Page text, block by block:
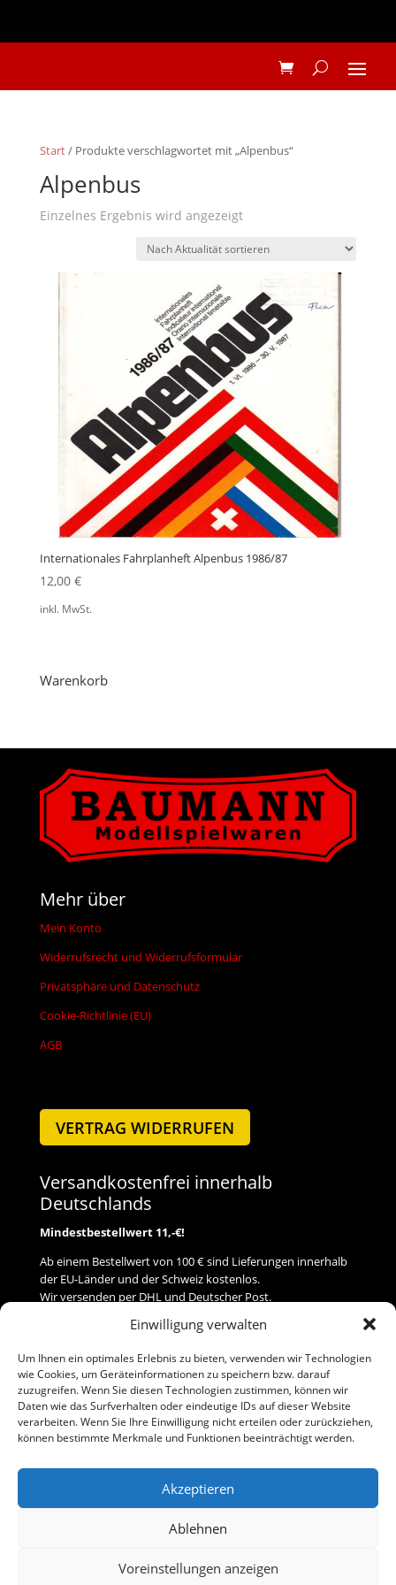
Einwilligung verwalten
Um Ihnen ein optimales Erlebnis zu bieten, verwenden wir Technologien
wie Cookies, um Geräteinformationen zu speichern bzw. darauf
zuzugreifen. Wenn Sie diesen Technologien zustimmen, können wir
Daten wie das Surfverhalten oder eindeutige IDs auf dieser Website
verarbeiten. Wenn Sie Ihre Einwilligung nicht erteilen oder zurückziehen,
können bestimmte Merkmale und Funktionen beeinträchtigt werden.
Akzeptieren
Ablehnen
Voreinstellungen anzeigen
Start/ Produkte verschlagwortet mit „Alpenbus“
Alpenbus
Einzelnes Ergebnis wird angezeigt
Internationales Fahrplanheft Alpenbus 1986/87
12,00 €
inkl. MwSt.
Warenkorb
Mehr über
Mein Konto
Widerrufsrecht und Widerrufsformular
Privatsphäre und Datenschutz
Cookie-Richtlinie (EU)
AGB
VERTRAG WIDERRUFEN
Versandkostenfrei innerhalb
Deutschlands
Mindestbestellwert 11,-€!
Ab einem Bestellwert von 100 € sind Lieferungen innerhalb
der EU-Länder und der Schweiz kostenlos.
Wir versenden per DHL und Deutscher Post.
Versand
Zahlung
Baumann Modellspielwaren
Telefon (0 91 61) 33 84